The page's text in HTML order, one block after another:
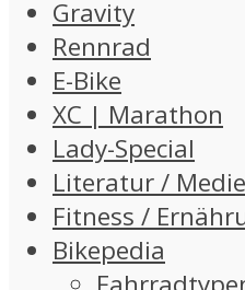
Gravity
Rennrad
E-Bike
XC | Marathon
Lady-Special
Literatur /
Fitness /
Bikepedia